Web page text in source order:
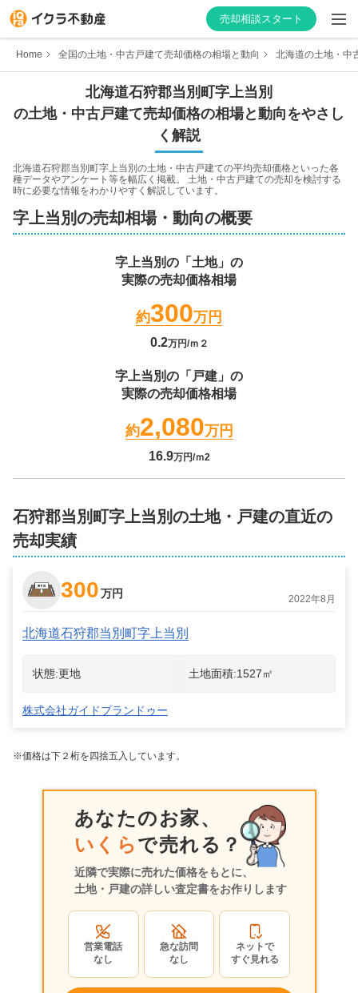
売却相談スタート
はじめての方へ
不動産会社を探す
不動産会社向け情報
Home 全国の土地・中古戸建て売却価格の相場と動向 北海道の土地・中
北海道石狩郡当別町 字上当別
の土地・中古戸建て売却価格の相場と動向をやさし
く解説
北海道石狩郡当別町字上当別 の土地・中古戸建ての平均売却価格といった各
種データやアンケート等を幅広く掲載。 土地・中古戸建ての売却を検討する
時に必要な情報をわかりやすく解説しています。
字上当別の売却相場・動向の概要
字上当別の「土地」の
実際の売却価格相場
約300万円
0.2万円/ｍ２
字上当別の「戸建」の
実際の売却価格相場
約2,080万円
16.9万円/ｍ2
石狩郡当別町字上当別の土地・戸建の直近の
売却実績
300万円 2022年8月
北海道石狩郡当別町字上当別
状態:更地 土地面積:1527㎡
株式会社ガイドプランドゥー
※価格は下２桁を四捨五入しています。
あなたのお家、
いくらで売れる？
近隣で実際に売れた価格をもとに、
土地・戸建の詳しい査定書をお作りします
営業電話
なし
急な訪問
なし
ネットで
すぐ見れる